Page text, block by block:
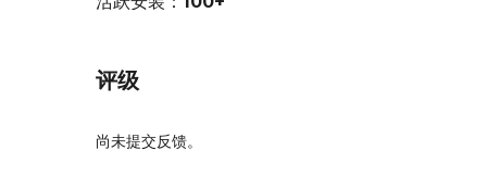
评级
尚未提交反馈。